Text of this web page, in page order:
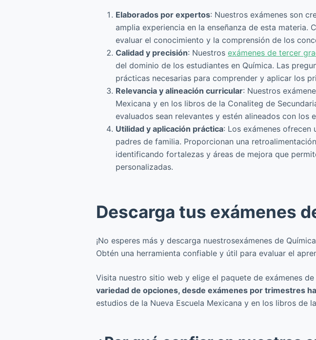
Elaborados por expertos: Nuestros exámenes son
amplia experiencia en la enseñanza de esta
evaluar el conocimiento y la comprensión de los
Calidad y precisión: Nuestros exámenes de tercer
del dominio de los estudiantes en Química. Las
prácticas necesarias para comprender y aplicar los
Relevancia y alineación curricular: Nuestros
Mexicana y en los libros de la Conaliteg de
evaluados sean relevantes y estén alineados con los
Utilidad y aplicación práctica: Los exámenes
padres de familia. Proporcionan una
identificando fortalezas y áreas de mejora que
personalizadas.
Descarga tus exámenes
¡No esperes más y descarga nuestrosexámenes de
Obtén una herramienta confiable y útil para evaluar el
Visita nuestro sitio web y elige el paquete de exámenes
variedad de opciones, desde exámenes por trimestres
estudios de la Nueva Escuela Mexicana y en los libros de